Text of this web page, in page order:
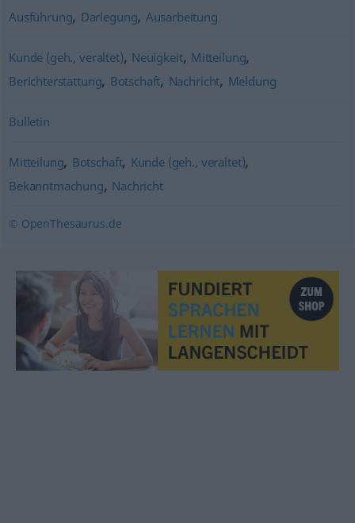
Ausführung, Darlegung, Ausarbeitung
Kunde (geh., veraltet), Neuigkeit, Mitteilung,
Berichterstattung, Botschaft, Nachricht, Meldung
Bulletin
Mitteilung, Botschaft, Kunde (geh., veraltet),
Bekanntmachung, Nachricht
© OpenThesaurus.de